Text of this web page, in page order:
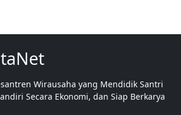
Wirausaha yang Mendidik Santri
Secara Ekonomi, dan Siap Berkarya